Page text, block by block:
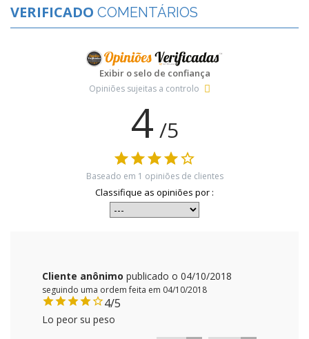
VERIFICADO COMENTÁRIOS
Exibir o selo de confiança
Opiniões sujeitas a controlo
4 /5
Baseado em 1 opiniões de clientes
Classifique as opiniões por :
Cliente anônimopublicado o 04/10/2018
seguindo uma ordem feita em 04/10/2018
4/5
Lo peor su peso